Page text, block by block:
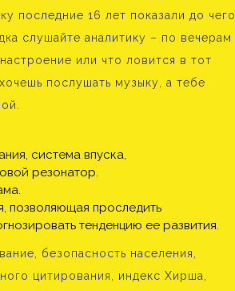
последние 16 лет показали до чего
слушайте аналитику – по вечерам
или что ловится в тот
послушать музыку, а тебе
система впуска,
резонатор.
позволяющая проследить
тенденцию ее развития.
безопасность населения,
цитирования, индекс Хирша,